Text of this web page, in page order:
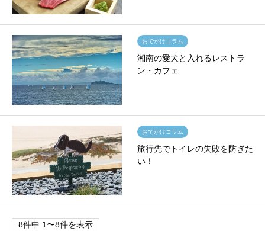
おでかけコラム
湘南の愛犬と入れるレストラ
ン・カフェ
おでかけコラム
旅行先でトイレの失敗を防ぎた
い！
8件中 1〜8件を表示